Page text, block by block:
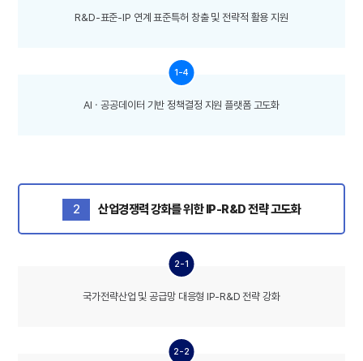
R&D-표준-IP 연계 표준특허 창출 및 전략적 활용 지원
1-4
AIㆍ공공데이터 기반 정책결정 지원 플랫폼 고도화
2 산업경쟁력 강화를 위한 IP-R&D 전략 고도화
2-1
국가전략산업 및 공급망 대응형 IP-R&D 전략 강화
2-2